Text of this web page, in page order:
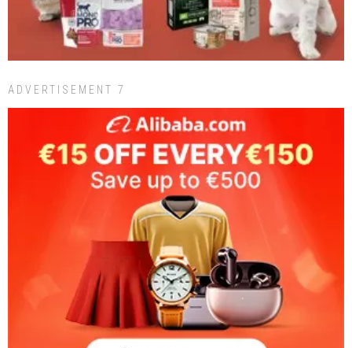
ADVERTISEMENT 7